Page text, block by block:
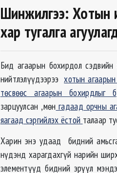
Шинжилгээ: Хотын
хар тугалга
Бид агаарын бохирдол сэдвийн
нийтлэлүүдээрээхотын
төсвөөс агаарын бохирдлыг
зарцуулсан ,мөн гадаад орчны
яагаад сэргийлэх ёстой талаар
Харин энэ удаад бидний
нүдэнд харагдахгүй нарийн
элементүүд бидний эрүүл